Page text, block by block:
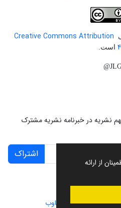
از ارائه
Creative Commons Attribution
است.
نشریه در خبرنامه نشریه مشترک
اشتراک
و پیاده سازی از سیناوب